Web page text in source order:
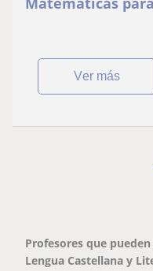
ver más
Profesores que
Lengua Castellana y